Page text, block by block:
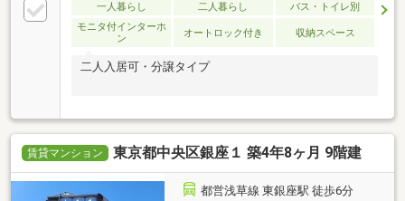
一人暮らし 二人暮らし
バス・トイレ別
モニタ付インターホ
ン
オートロック付き 収納スペース
二人入居可・分譲タイプ
賃貸マンション 東京都中央区銀座１ 築4年8ヶ月 9階建
都営浅草線 東銀座駅 徒歩6分